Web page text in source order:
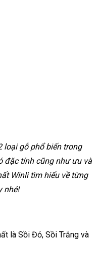
loại gỗ phổ biến trong
đặc tính cũng như ưu và
Winli tìm hiểu về từng
nhé!
là Sồi Đỏ, Sồi Trắng và